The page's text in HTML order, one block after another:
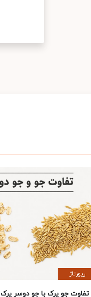
رپورتاژ
تفاوت جو پرک با جو دوسر